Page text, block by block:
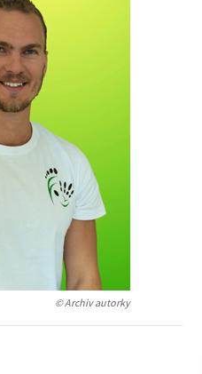
Esoterika a duchovní svět
Historie a military
Jazyky
Kalendáře
Kariéra a osobní rozvoj
Komiks
© Archiv autorky